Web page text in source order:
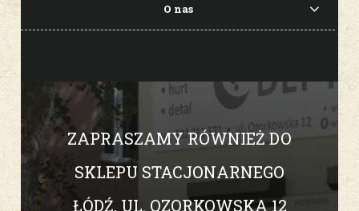
O nas
ZAPRASZAMY RÓWNIEŻ DO
SKLEPU STACJONARNEGO
ŁÓDŹ, UL. OZORKOWSKA 12